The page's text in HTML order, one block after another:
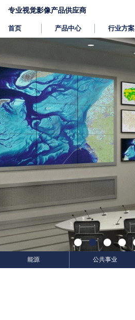
专业视觉影像产品供应商
首页 产品中心 行业方案
能源 公共事业